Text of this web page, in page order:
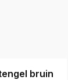
bruin